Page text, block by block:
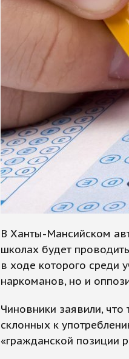
В Ханты-Мансийском
школах будет
в ходе которого среди
наркоманов, но и
Чиновники заявили,
склонных к
«гражданской позиции